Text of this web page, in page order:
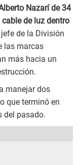
Nazarí de 34
de luz dentro
de la División
las marcas
más hacia un
manejar dos
que terminó en
del pasado.